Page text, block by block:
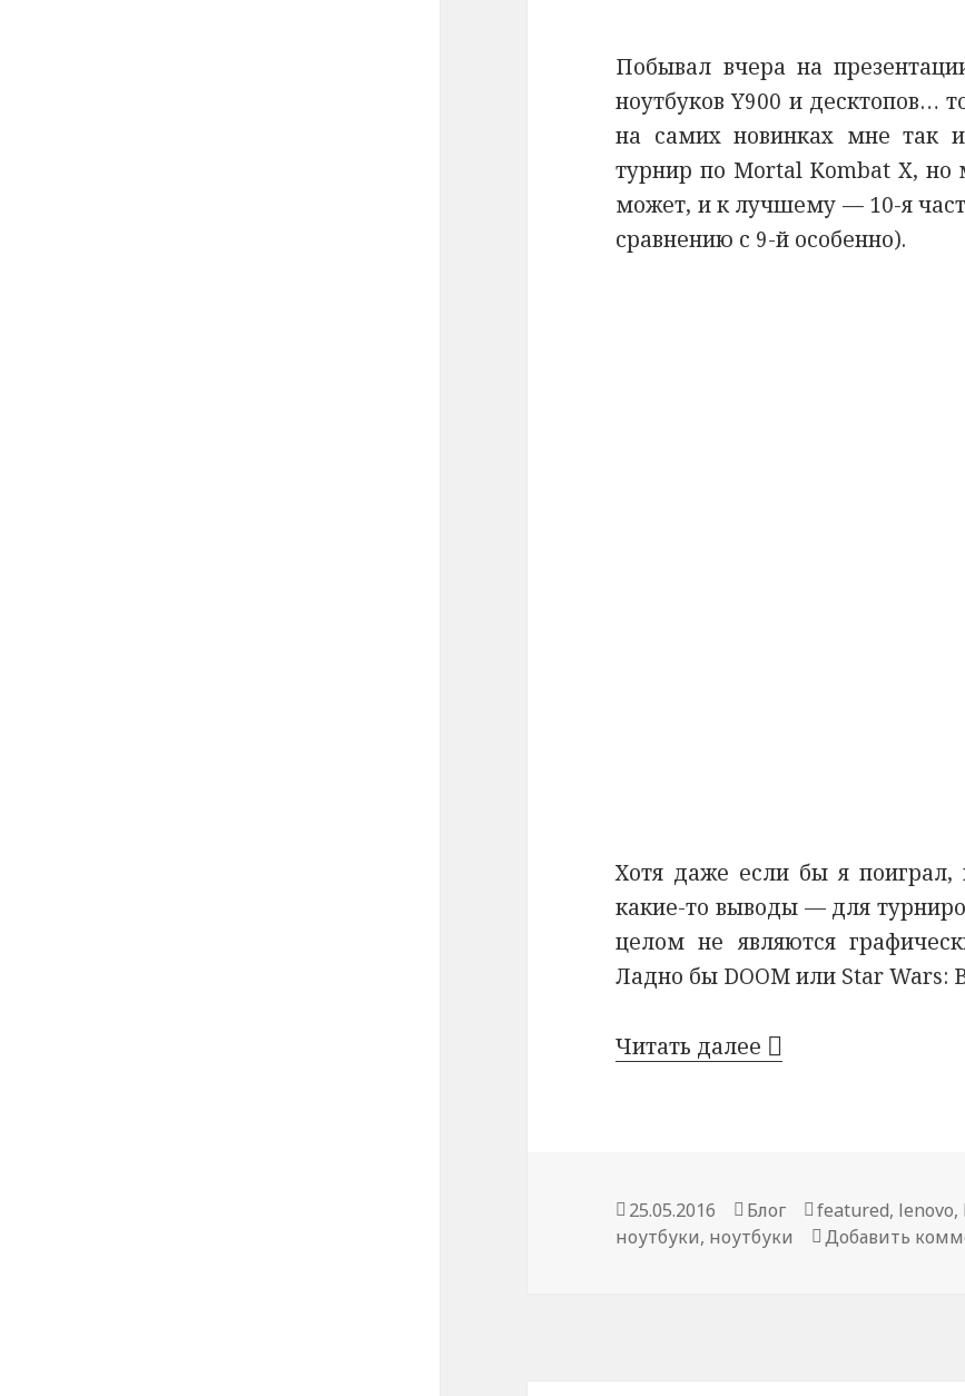
Побывал вчера на
ноутбуков Y900 и десктопов…
на самих новинках мне так
турнир по Mortal Kombat X, но
может, и к лучшему — 10-я
сравнению с 9-й особенно).
Хотя даже если бы я
какие-то выводы — для
целом не являются
Ладно бы DOOM или Star
Читать далее Новые игровые ПК
Опубликовано
25.05.2016 Рубрики
Блог Метки
featured, lenovo,
ноутбуки, ноутбуки Добавить